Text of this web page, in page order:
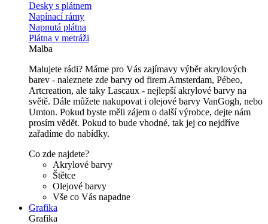
Desky s plátnem
Napínací rámy
Napnutá plátna
Plátna v metráži
Malba
Malujete rádi? Máme pro Vás zajímavy výběr akrylových
barev - naleznete zde barvy od firem Amsterdam, Pébeo,
Artcreation, ale taky Lascaux - nejlepší akrylové barvy na
světě. Dále můžete nakupovat i olejové barvy VanGogh, nebo
Umton. Pokud byste měli zájem o další výrobce, dejte nám
prosím vědět. Pokud to bude vhodné, tak jej co nejdříve
zařadíme do nabídky.
Co zde najdete?
Akrylové barvy
Štětce
Olejové barvy
Vše co Vás napadne
Grafika
Grafika